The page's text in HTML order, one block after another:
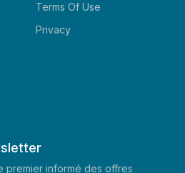
Terms Of Use
Privacy
premier informé des offres